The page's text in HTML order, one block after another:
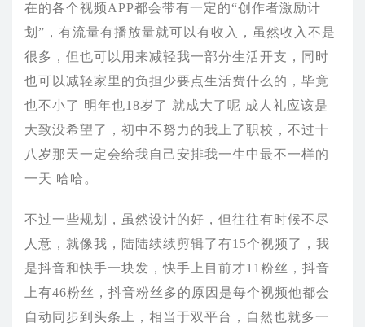
在的各个视频APP都会带有一定的“创作者激励计
划”，有流量有播放量就可以有收入，虽然收入不是
很多，但也可以用来减轻我一部分生活开支，同时
也可以减轻家里的负担少要点生活费什么的，毕竟
也不小了 明年也18岁了 就成大了呢 成人礼应该是
大致没希望了，初中不努力的我上了职校，不过十
八岁那天一定会给我自己安排我一生中最不一样的
一天 哈哈。
不过一些规划，虽然设计的好，但往往有时候不尽
人意，就像我，陆陆续续剪辑了有15个视频了，我
是抖音和快手一块发，快手上目前才11粉丝，抖音
上有46粉丝，抖音粉丝多的原因是每个视频他都会
自动同步到头条上，相当于双平台，自然也就多一